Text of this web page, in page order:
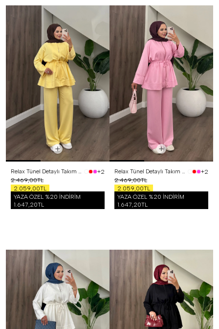
Relax Tünel Detaylı Takım Sarı
+2
2.469,00TL
2.059,00TL
YAZA ÖZEL %20 İNDİRİM
1.647,20TL
Relax Tünel Detaylı Takım Pembe
+2
2.469,00TL
2.059,00TL
YAZA ÖZEL %20 İNDİRİM
1.647,20TL